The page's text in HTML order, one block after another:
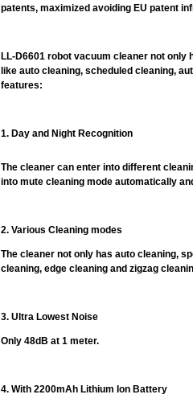
patents, maximized avoiding EU patent
LL-D6601 robot vacuum cleaner not
like auto cleaning, scheduled cleaning,
features:
1. Day and Night Recognition
The cleaner can enter into different
into mute cleaning mode automatically
2. Various Cleaning modes
The cleaner not only has auto cleaning,
cleaning, edge cleaning and zigzag
3. Ultra Lowest Noise
Only 48dB at 1 meter.
4. With 2200mAh Lithium Ion Battery